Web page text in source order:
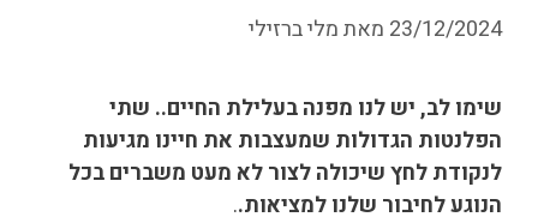
23/12/2024 מאתמלי ברזילי
שימו לב, יש לנו מפנה בעלילת החיים.. שתי
הפלנטות הגדולות שמעצבות את חיינו מגיעות
לנקודת לחץ שיכולה לצור לא מעט משברים בכל
הנוגע לחיבור שלנו למציאות..